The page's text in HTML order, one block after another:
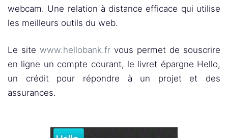
webcam. Une relation à distance efficace qui utilise
les meilleurs outils du web.
Le site www.hellobank.fr vous permet de souscrire
en ligne un compte courant, le livret épargne Hello,
un crédit pour répondre à un projet et des
assurances.